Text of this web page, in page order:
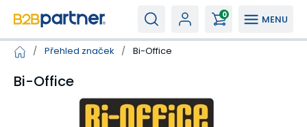
MENU
0
/ Přehled značek / Bi-Office
Bi-Office